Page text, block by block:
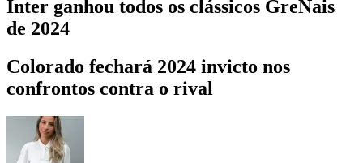
Inter ganhou todos os clássicos GreNais
de 2024
Colorado fechará 2024 invicto nos
confrontos contra o rival